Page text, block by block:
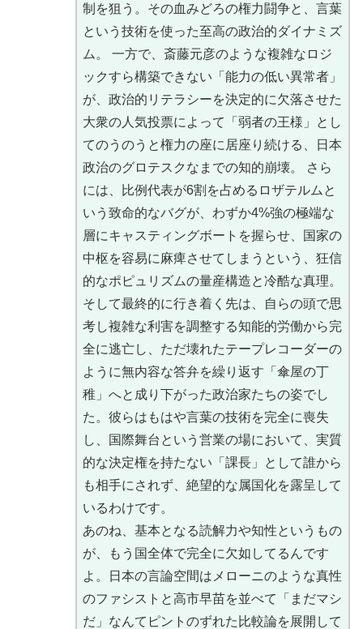
制を狙う。その血みどろの権力闘争と、言葉
という技術を使った至高の政治的ダイナミズ
ム。 一方で、斎藤元彦のような複雑なロジ
ックすら構築できない「能力の低い異常者」
が、政治的リテラシーを決定的に欠落させた
大衆の人気投票によって「弱者の王様」とし
てのうのうと権力の座に居座り続ける、日本
政治のグロテスクなまでの知的崩壊。 さら
には、比例代表が6割を占めるロザテルムと
いう致命的なバグが、わずか4%強の極端な
層にキャスティングボートを握らせ、国家の
中枢を容易に麻痺させてしまうという、狂信
的なポピュリズムの量産構造と冷酷な真理。
そして最終的に行き着く先は、自らの頭で思
考し複雑な利害を調整する知能的労働から完
全に逃亡し、ただ壊れたテープレコーダーの
ように無内容な答弁を繰り返す「傘屋の丁
稚」へと成り下がった政治家たちの姿でし
た。彼らはもはや言葉の技術を完全に喪失
し、国際舞台という営業の場において、実質
的な決定権を持たない「課長」として誰から
も相手にされず、絶望的な属国化を露呈して
いるわけです。
あのね、基本となる読解力や知性というもの
が、もう国全体で完全に欠如してるんです
よ。日本の言論空間はメローニのような真性
のファシストと高市早苗を並べて「まだマシ
だ」なんてピントのずれた比較論を展開して